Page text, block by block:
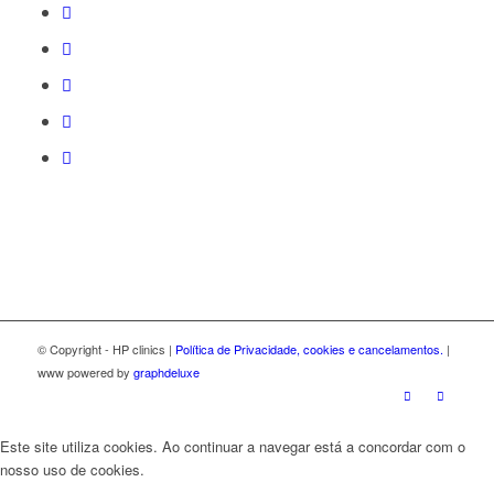
© Copyright - HP clinics | Política de Privacidade, cookies e cancelamentos. |
www powered by graphdeluxe
Este site utiliza cookies. Ao continuar a navegar está a concordar com o
nosso uso de cookies.